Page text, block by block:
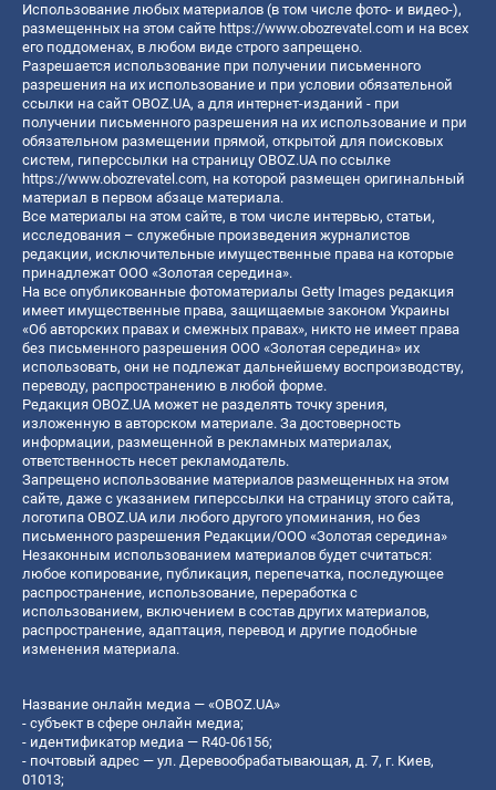
Использование любых материалов (в том числе фото- и видео-),
размещенных на этом сайте https://www.obozrevatel.com и на всех
его поддоменах, в любом виде строго запрещено.
Разрешается использование при получении письменного
разрешения на их использование и при условии обязательной
ссылки на сайт OBOZ.UA, а для интернет-изданий - при
получении письменного разрешения на их использование и при
обязательном размещении прямой, открытой для поисковых
систем, гиперссылки на страницу OBOZ.UA по ссылке
https://www.obozrevatel.com, на которой размещен оригинальный
материал в первом абзаце материала.
Все материалы на этом сайте, в том числе интервью, статьи,
исследования – служебные произведения журналистов
редакции, исключительные имущественные права на которые
принадлежат ООО «Золотая середина».
На все опубликованные фотоматериалы Getty Images редакция
имеет имущественные права, защищаемые законом Украины
«Об авторских правах и смежных правах», никто не имеет права
без письменного разрешения ООО «Золотая середина» их
использовать, они не подлежат дальнейшему воспроизводству,
переводу, распространению в любой форме.
Редакция OBOZ.UA может не разделять точку зрения,
изложенную в авторском материале. За достоверность
информации, размещенной в рекламных материалах,
ответственность несет рекламодатель.
Запрещено использование материалов размещенных на этом
сайте, даже с указанием гиперссылки на страницу этого сайта,
логотипа OBOZ.UA или любого другого упоминания, но без
письменного разрешения Редакции/ООО «Золотая середина»
Незаконным использованием материалов будет считаться:
любое копирование, публикация, перепечатка, последующее
распространение, использование, переработка с
использованием, включением в состав других материалов,
распространение, адаптация, перевод и другие подобные
изменения материала.
Название онлайн медиа — «OBOZ.UA»
- субъект в сфере онлайн медиа;
- идентификатор медиа — R40-06156;
- почтовый адрес — ул. Деревообрабатывающая, д. 7, г. Киев,
01013;